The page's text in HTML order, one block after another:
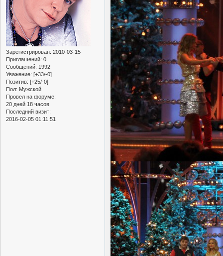
Зарегистрирован: 2010-03-15
Приглашений: 0
Сообщений: 1992
Уважение: [+33/-0]
Позитив: [+25/-0]
Пол: Мужской
Провел на форуме:
20 дней 18 часов
Последний визит:
2016-02-05 01:11:51